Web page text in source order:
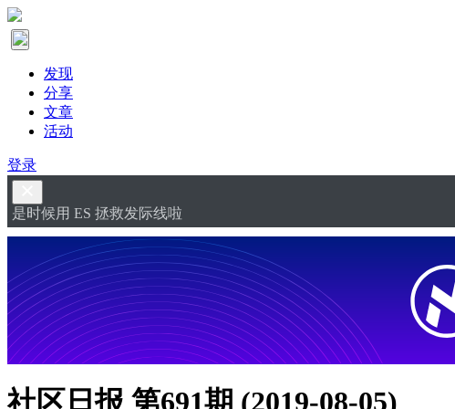
发现
分享
文章
活动
登录
是时候用 ES 拯救发际线啦
社区日报 第691期 (2019-08-05)